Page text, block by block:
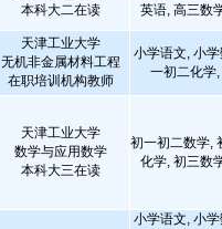
本科大二在读
英语, 高三数
天津工业大学
无机非金属材料工程
在职培训机构教师
小学语文, 小
一初二化学
天津工业大学
数学与应用数学
本科大三在读
初一初二数学,
化学, 初三数
小学语文, 小